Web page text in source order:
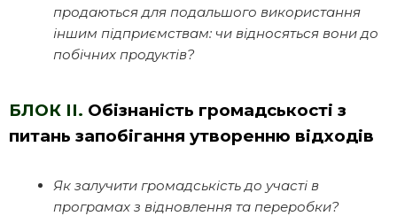
продаються для подальшого використання
іншим підприємствам: чи відносяться вони до
побічних продуктів?
БЛОК ІІ. Обізнаність громадськості з
питань запобігання утворенню відходів
Як залучити громадськість до участі в
програмах з відновлення та переробки?